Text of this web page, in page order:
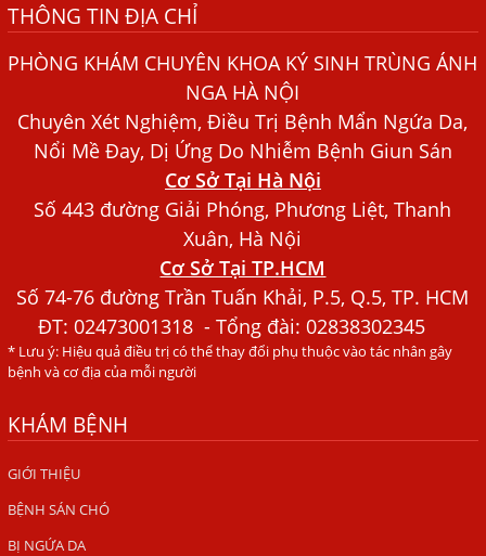
Bệnh Chàm Và Những Yếu Tố Liên Quan Đến Bệnh Giun
Sán
Dấu Hiệu Ngứa Da, Dị Ứng, Nổi Mề Đay Do Nhiễm Sán
Bác sĩ Nguyễn Ngọc Ánh Phòng Khám Ánh Nga Đề Tài
Nghiên Cứu Khoa
Xét Nghiệm Giun Sán Gồm Những Loại Nào? Chi Phí Bao
Người Đàn Ông Phát Ban Mẩn Đỏ Khắp Người, Sau Ba
Tháng Mới Tìm Ra Nguyên Nhân
Đau Mắt Đỏ, Nguyên Nhân Và Cách Điều Trị
HÀ NỘI – PHÁT BAN MẨN ĐỎ KHẮP NGƯỜI, ĐI KHÁM
Ăn hải sản sống, coi chừng nhiễm giun sán
TỔNG QUAN VỀ KÉM HẤP THU THỨC ĂN
HÀ NỘI – NHIỄM BA LOẠI KÝ SINH TRÙNG DO THÓI QUEN
ĂN MỘT MÓN ĂN SÁNG
THÔNG TIN ĐỊA CHỈ
PHÒNG KHÁM CHUYÊN KHOA KÝ SINH TRÙNG ÁNH
NGA HÀ NỘI
Chuyên Xét Nghiệm, Điều Trị Bệnh Mẩn Ngứa Da,
Nổi Mề Đay, Dị Ứng Do Nhiễm Bệnh Giun Sán
Cơ Sở Tại Hà Nội
Số 443 đường Giải Phóng, Phương Liệt, Thanh
Xuân, Hà Nội
Cơ Sở Tại TP.HCM
Số 74-76 đường Trần Tuấn Khải, P.5, Q.5, TP. HCM
ĐT:02473001318 - Tổng đài: 02838302345
* Lưu ý: Hiệu quả điều trị có thể thay đổi phụ thuộc vào tác nhân gây
bệnh và cơ địa của mỗi người
KHÁM BỆNH
GIỚI THIỆU
BỆNH SÁN CHÓ
BỊ NGỨA DA